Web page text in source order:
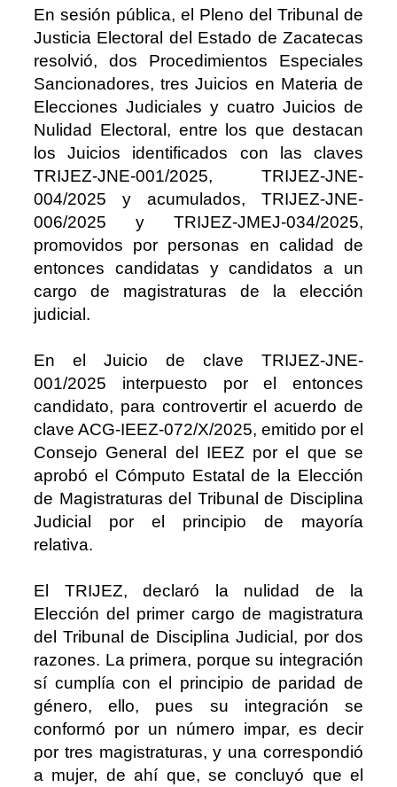
En sesión pública, el Pleno del Tribunal de
Justicia Electoral del Estado de Zacatecas
resolvió, dos Procedimientos Especiales
Sancionadores, tres Juicios en Materia de
Elecciones Judiciales y cuatro Juicios de
Nulidad Electoral, entre los que destacan
los Juicios identificados con las claves
TRIJEZ-JNE-001/2025, TRIJEZ-JNE-
004/2025 y acumulados, TRIJEZ-JNE-
006/2025 y TRIJEZ-JMEJ-034/2025,
promovidos por personas en calidad de
entonces candidatas y candidatos a un
cargo de magistraturas de la elección
judicial.
En el Juicio de clave TRIJEZ-JNE-
001/2025 interpuesto por el entonces
candidato, para controvertir el acuerdo de
clave ACG-IEEZ-072/X/2025, emitido por el
Consejo General del IEEZ por el que se
aprobó el Cómputo Estatal de la Elección
de Magistraturas del Tribunal de Disciplina
Judicial por el principio de mayoría
relativa.
El TRIJEZ, declaró la nulidad de la
Elección del primer cargo de magistratura
del Tribunal de Disciplina Judicial, por dos
razones. La primera, porque su integración
sí cumplía con el principio de paridad de
género, ello, pues su integración se
conformó por un número impar, es decir
por tres magistraturas, y una correspondió
a mujer, de ahí que, se concluyó que el